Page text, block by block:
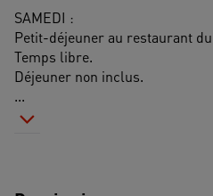
SAMEDI :
Petit-déjeuner au restaurant
Temps libre.
Déjeuner non inclus.
...